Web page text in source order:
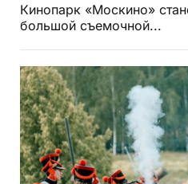
Кинопарк «Москино»
большой съемочной...